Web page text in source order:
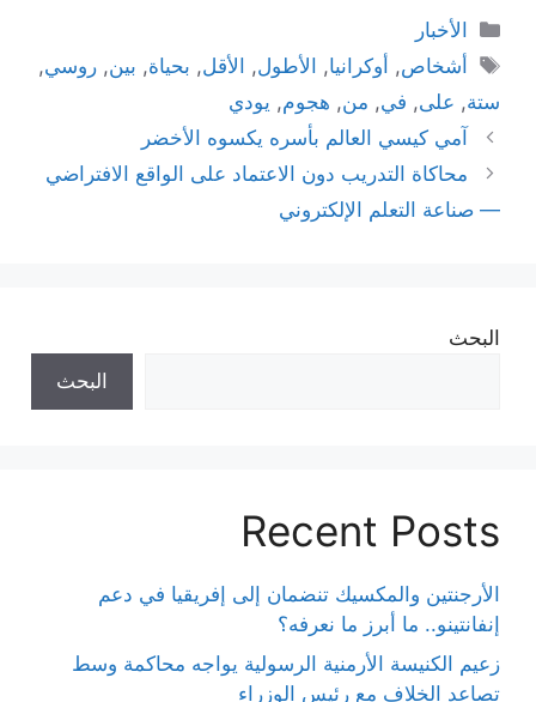
التصنيفات
الأخبار
الوسوم
أشخاص, أوكرانيا, الأطول, الأقل, بحياة, بين,روسي,
ستة, على, في, من, هجوم, يودي
آمي كيسي العالم بأسره يكسوه الأخضر
محاكاة التدريب دون الاعتماد على الواقع الافتراضي
— صناعة التعلم الإلكتروني
البحث
البحث
Recent Posts
الأرجنتين والمكسيك تنضمان إلى إفريقيا في دعم
إنفانتينو.. ما أبرز ما نعرفه؟
زعيم الكنيسة الأرمنية الرسولية يواجه محاكمة وسط
تصاعد الخلاف مع رئيس الوزراء